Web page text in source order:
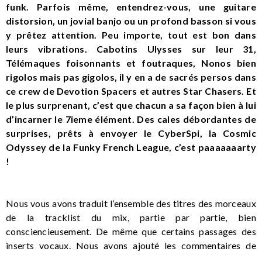
funk. Parfois même, entendrez-vous, une guitare
distorsion, un jovial banjo ou un profond basson si vous
y prêtez attention. Peu importe, tout est bon dans
leurs vibrations. Cabotins Ulysses sur leur 31,
Télémaques foisonnants et foutraques, Nonos bien
rigolos mais pas gigolos, il y en a de sacrés persos dans
ce crew de Devotion Spacers et autres Star Chasers. Et
le plus surprenant, c’est que chacun a sa façon bien à lui
d’incarner le 7ieme élément. Des cales débordantes de
surprises, prêts à envoyer le CyberSpi, la Cosmic
Odyssey de la Funky French League, c’est paaaaaaarty
!
Nous vous avons traduit l’ensemble des titres des morceaux
de la tracklist du mix, partie par partie, bien
consciencieusement. De même que certains passages des
inserts vocaux. Nous avons ajouté les commentaires de